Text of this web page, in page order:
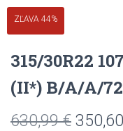
ZĽAVA 44%
315/30R22
(II*) B/A/A/
630,99€ 350,60